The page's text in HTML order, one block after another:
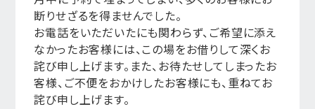
断りせざるを得ませんでした。
お電話をいただいたにも関わらず、ご希望に添え
なかったお客様には、この場をお借りして深くお
詫び申し上げます。また、お待たせしてしまったお
客様、ご不便をおかけしたお客様にも、重ねてお
詫び申し上げます。